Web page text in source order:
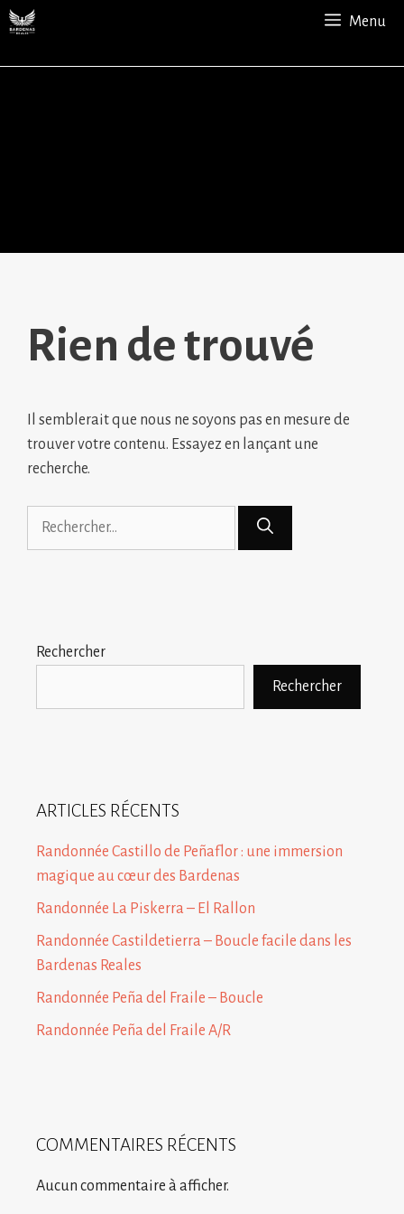
Aller
au
Menu
Rien de trouvé
Il semblerait que nous ne soyons pas en mesure de
trouver votre contenu. Essayez en lançant une
recherche.
Rechercher :
Rechercher
Rechercher
ARTICLES RÉCENTS
Randonnée Castillo de Peñaflor : une immersion
magique au cœur des Bardenas
Randonnée La Piskerra – El Rallon
Randonnée Castildetierra – Boucle facile dans les
Bardenas Reales
Randonnée Peña del Fraile – Boucle
Randonnée Peña del Fraile A/R
COMMENTAIRES RÉCENTS
Aucun commentaire à afficher.